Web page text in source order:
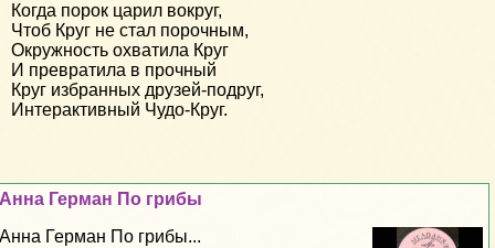
Когда порок царил вокруг,
Чтоб Круг не стал порочным,
Окружность охватила Круг
И превратила в прочный
Круг избранных друзей-подруг,
Интерактивный Чудо-Круг.
Анна Герман По грибы
Анна Герман По грибы...